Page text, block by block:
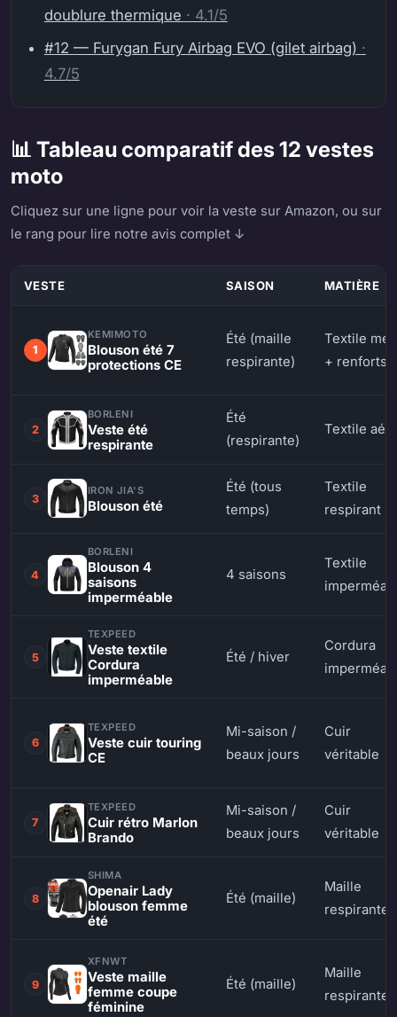
doublure thermique · 4.1/5
#12 — Furygan Fury Airbag EVO (gilet airbag) ·
4.7/5
📊 Tableau comparatif des 12 vestes
moto
Cliquez sur une ligne pour voir la veste sur Amazon, ou sur
le rang pour lire notre avis complet ↓
VESTE SAISON MATIÈRE
1
KEMIMOTO
Blouson été 7
protections CE
Été (maille
respirante)
Textile
+ renforts
2
BORLENI
Veste été
respirante
Été
(respirante)
Textile
3
IRON JIA'S
Blouson été
Été (tous
temps)
Textile
respirant
4
BORLENI
Blouson 4
saisons
imperméable
4 saisons
Textile
5
TEXPEED
Veste textile
Cordura
imperméable
Été / hiver
Cordura
6
TEXPEED
Veste cuir touring
CE
Mi-saison /
beaux jours
Cuir
véritable
7
TEXPEED
Cuir rétro Marlon
Brando
Mi-saison /
beaux jours
Cuir
véritable
8
SHIMA
Openair Lady
blouson femme
été
Été (maille)
Maille
respirante
9
XFNWT
Veste maille
femme coupe
féminine
Été (maille)
Maille
respirante